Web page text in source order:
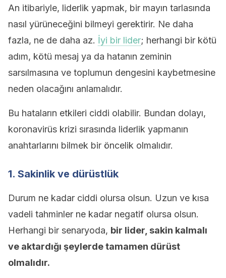
An itibariyle, liderlik yapmak, bir mayın tarlasında
nasıl yürüneceğini bilmeyi gerektirir. Ne daha
fazla, ne de daha az. İyi bir lider; herhangi bir kötü
adım, kötü mesaj ya da hatanın zeminin
sarsılmasına ve toplumun dengesini kaybetmesine
neden olacağını anlamalıdır.
Bu hataların etkileri ciddi olabilir. Bundan dolayı,
koronavirüs krizi sırasında liderlik yapmanın
anahtarlarını bilmek bir öncelik olmalıdır.
1. Sakinlik ve dürüstlük
Durum ne kadar ciddi olursa olsun. Uzun ve kısa
vadeli tahminler ne kadar negatif olursa olsun.
Herhangi bir senaryoda, bir lider, sakin kalmalı
ve aktardığı şeylerde tamamen dürüst
olmalıdır.